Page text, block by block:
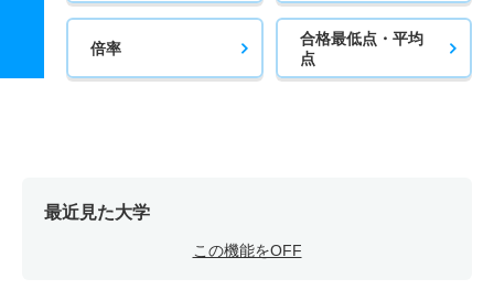
倍率
合格最低点・平均
点
最近見た大学
この機能をOFF